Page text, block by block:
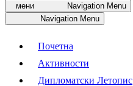
мени
Navigation Menu
Navigation Menu
Почетна
Активности
Дипломатски Летопис